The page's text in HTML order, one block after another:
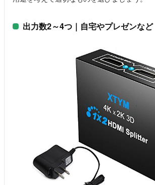
出力数2～4つ｜自宅やプレゼンなど